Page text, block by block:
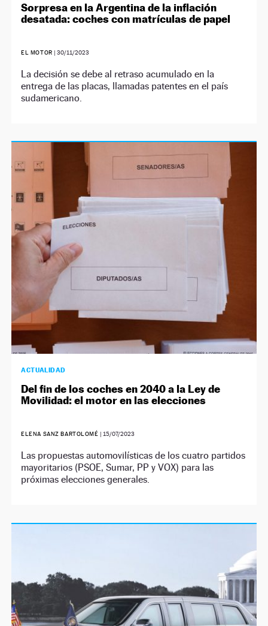
Sorpresa en la Argentina de la inflación
desatada: coches con matrículas de papel
EL MOTOR | 30/11/2023
La decisión se debe al retraso acumulado en la
entrega de las placas, llamadas patentes en el país
sudamericano.
ACTUALIDAD
Del fin de los coches en 2040 a la Ley de
Movilidad: el motor en las elecciones
ELENA SANZ BARTOLOMÉ | 15/07/2023
Las propuestas automovilísticas de los cuatro partidos
mayoritarios (PSOE, Sumar, PP y VOX) para las
próximas elecciones generales.